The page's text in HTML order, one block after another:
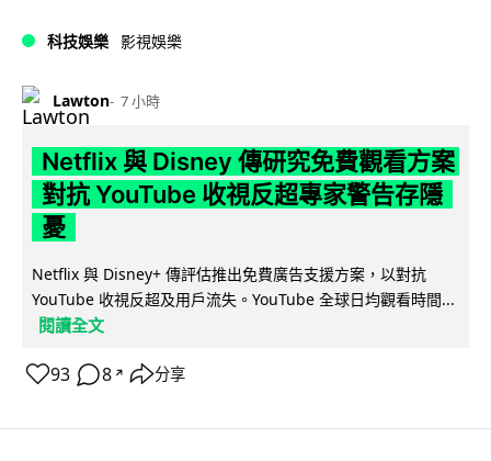
科技娛樂 影視娛樂
Lawton 7 小時
Netflix 與 Disney 傳研究免費觀看方案
對抗 YouTube 收視反超專家警告存隱
憂
Netflix 與 Disney+ 傳評估推出免費廣告支援方案，以對抗
YouTube 收視反超及用戶流失。YouTube 全球日均觀看時間...
閱讀全文
93 8 ↗ 分享